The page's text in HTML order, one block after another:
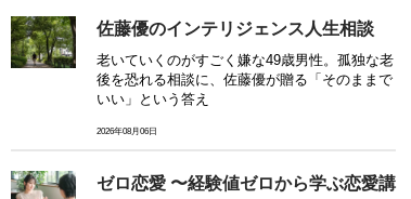
佐藤優のインテリジェンス人生相談
老いていくのがすごく嫌な49歳男性。孤独な老
後を恐れる相談に、佐藤優が贈る「そのままで
いい」という答え
2026年08月06日
ゼロ恋愛 〜経験値ゼロから学ぶ恋愛講